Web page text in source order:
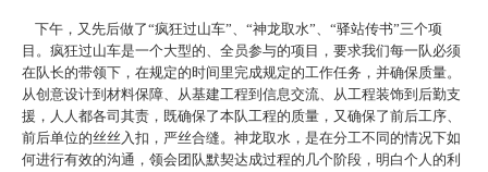
下午，又先后做了“疯狂过山车”、“神龙取水”、“驿站传书”三个项
目。疯狂过山车是一个大型的、全员参与的项目，要求我们每一队必须
在队长的带领下，在规定的时间里完成规定的工作任务，并确保质量。
从创意设计到材料保障、从基建工程到信息交流、从工程装饰到后勤支
援，人人都各司其责，既确保了本队工程的质量，又确保了前后工序、
前后单位的丝丝入扣，严丝合缝。神龙取水，是在分工不同的情况下如
何进行有效的沟通，领会团队默契达成过程的几个阶段，明白个人的利